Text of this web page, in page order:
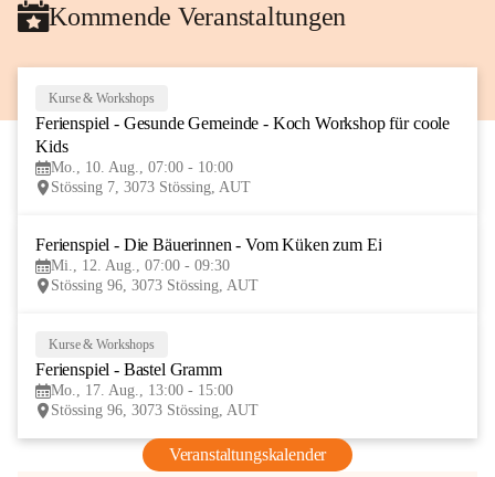
Kommende Veranstaltungen
AUG
Kurse & Workshops
Ferienspiel - Gesunde Gemeinde - Koch Workshop für coole
Kids
Mo., 10. Aug., 07:00 - 10:00
Stössing 7, 3073 Stössing, AUT
Ferienspiel - Die Bäuerinnen - Vom Küken zum Ei
Mi., 12. Aug., 07:00 - 09:30
Stössing 96, 3073 Stössing, AUT
Kurse & Workshops
Ferienspiel - Bastel Gramm
Mo., 17. Aug., 13:00 - 15:00
Stössing 96, 3073 Stössing, AUT
Veranstaltungskalender